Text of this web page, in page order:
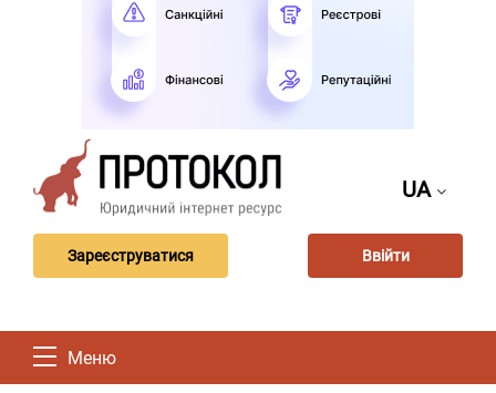
UA
Зареєструватися Ввійти
Меню